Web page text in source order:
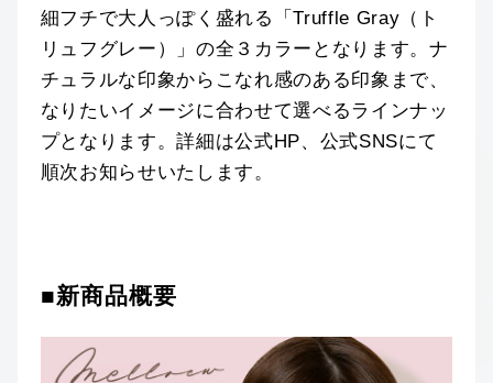
細フチで大人っぽく盛れる「Truffle Gray（ト
リュフグレー）」の全３カラーとなります。ナ
チュラルな印象からこなれ感のある印象まで、
なりたいイメージに合わせて選べるラインナッ
プとなります。詳細は公式HP、公式SNSにて
順次お知らせいたします。
■新商品概要